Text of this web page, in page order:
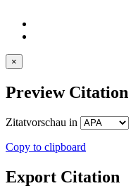
×
Preview Citation
Zitatvorschau in
Copy to clipboard
Export Citation